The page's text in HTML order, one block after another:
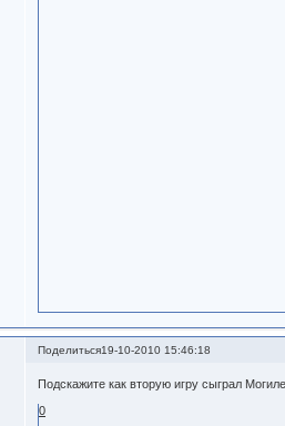
Поделиться19-10-2010 15:46:18
Подскажите как вторую игру сыграл
0